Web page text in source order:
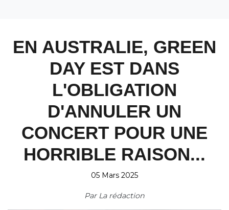
EN AUSTRALIE, GREEN
DAY EST DANS
L'OBLIGATION
D'ANNULER UN
CONCERT POUR UNE
HORRIBLE RAISON...
05 Mars 2025
Par La rédaction